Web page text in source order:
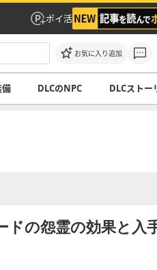
ポイ活
お気に入り追加
備 DLCのNPC DLCストー
ドの怨霊の効果と入